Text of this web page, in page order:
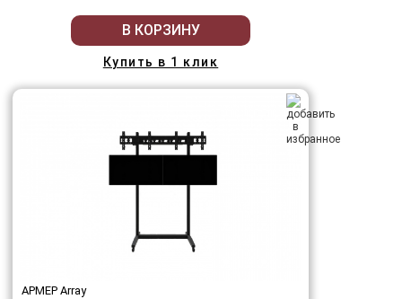
В КОРЗИНУ
Купить в 1 клик
АРМЕР Array